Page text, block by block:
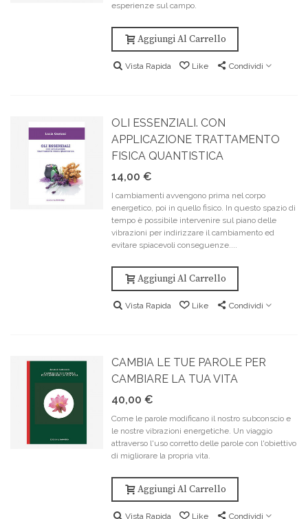
esperienze sul campo.
Aggiungi Al Carrello
Vista Rapida Like Condividi
OLI ESSENZIALI. CON
APPLICAZIONE TRATTAMENTO
FISICA QUANTISTICA
14,00 €
I cambiamenti avvengono prima nel corpo
energetico, poi in quello fisico. In questo spazio di
tempo è possibile intervenire sul piano delle
vibrazioni per indirizzare il cambiamento ed
evitare spiacevoli conseguenze....
Aggiungi Al Carrello
Vista Rapida Like Condividi
CAMBIA LE TUE PAROLE PER
CAMBIARE LA TUA VITA
40,00 €
Come le parole modificano il nostro subconscio e
le nostre vibrazioni energetiche. Un viaggio
attraverso l'uso corretto delle parole con l'obiettivo
di migliorare la propria vita.
Aggiungi Al Carrello
Vista Rapida Like Condividi